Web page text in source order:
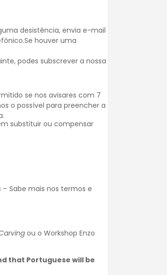
desistência, envia e-mail
houver uma
podes subscrever a nossa
se nos avisares com 7
o possível para preencher a
substituir ou compensar
Sabe mais nos termos e
ou o Workshop Enzo
that Portuguese will be